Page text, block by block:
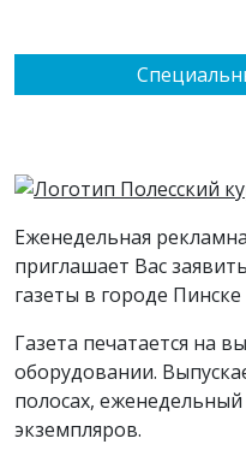
Еженедельная
приглашает Вас
газеты в городе
Газета печатается на
оборудовании.
полосах, еженедельный
экземпляров.